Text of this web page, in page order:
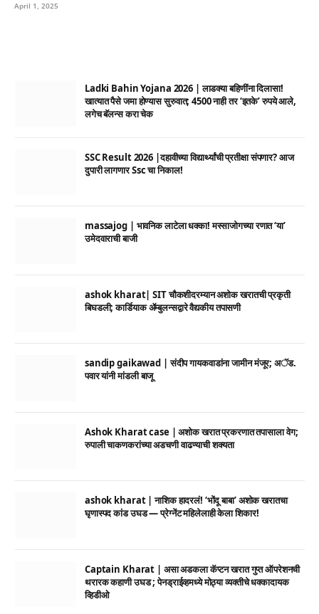
April 1, 2025
Ladki Bahin Yojana 2026 | लाडक्या बहिणींना दिलासा!
खात्यात पैसे जमा होण्यास सुरुवात; 4500 नाही तर ‘इतके’ रुपये आले,
लगेच बॅलन्स करा चेक
SSC Result 2026 |दहावीच्या विद्यार्थ्यांची प्रतीक्षा संपणार? आज
दुपारी लागणार Ssc चा निकाल!
massajog | भावनिक लाटेला धक्का! मस्साजोगच्या रणात ‘या’
उमेदवाराची बाजी
ashok kharat| SIT चौकशीदरम्यान अशोक खरातची प्रकृती
बिघडली; कार्डियाक ॲम्बुलन्सद्वारे वैद्यकीय तपासणी
sandip gaikawad | संदीप गायकवाडांना जामीन मंजूर; अॅड.
पवार यांनी मांडली बाजू
Ashok Kharat case | अशोक खरात प्रकरणात तपासाला वेग;
रुपाली चाकणकरांच्या अडचणी वाढण्याची शक्यता
ashok kharat | नाशिक हादरलं! ‘भोंदू बाबा’ अशोक खरातचा
घृणास्पद कांड उघड — प्रेग्नेंट महिलेलाही केला शिकार!
Captain Kharat | असा अडकला कॅप्टन खरात गुप्त ऑपरेशनची
थरारक कहाणी उघड ; पेनड्राईव्हमध्ये मोठ्या व्यक्तीचे धक्कादायक
व्हिडीओ